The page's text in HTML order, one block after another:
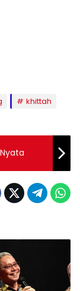
khittah